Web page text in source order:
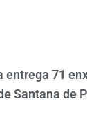
entrega 71
Santana de